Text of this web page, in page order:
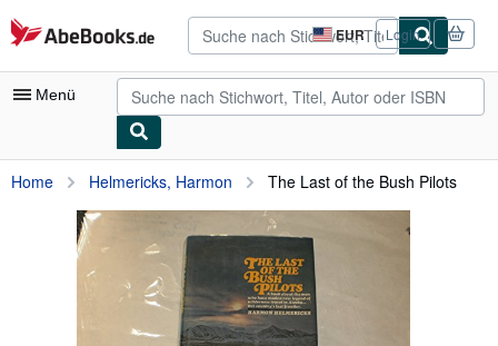
Zum Hauptinhalt
AbeBooks.de EUR
Seite
der
Einkaufseinstellungen.
Login
Menü
Nutzerkonto
Meine Bestellungen
Detailsuche
Antiquarische Bücher
Home Helmericks, Harmon The Last of the Bush Pilots